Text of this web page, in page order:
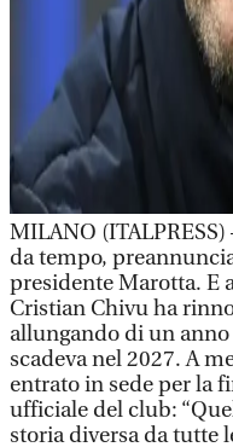
MILANO
da tempo,
presidente Marotta. E
Cristian Chivu ha
allungando di un
scadeva nel 2027. A
entrato in sede per la
ufficiale del club:
storia diversa da tutte